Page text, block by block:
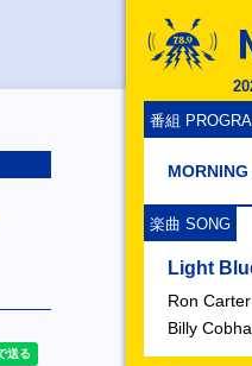
番組
楽曲 SONG
Light
Ron
Billy